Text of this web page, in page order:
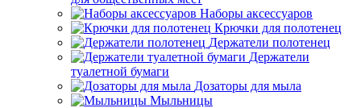
Наборы аксессуаров
Крючки для полотенец
Держатели полотенец
Держатели
туалетной бумаги
Дозаторы для мыла
Мыльницы